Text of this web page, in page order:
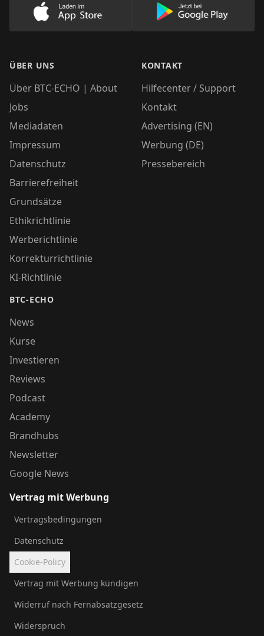
Lade unsere App im AppStore herunter
Lade unsere
ÜBER UNS
Über BTC-ECHO | About
Jobs
Mediadaten
Impressum
Datenschutz
Barrierefreiheit
Grundsätze
Ethikrichtlinie
Werberichtlinie
Korrekturrichtlinie
KI-Richtlinie
BTC-ECHO
News
Kurse
Investieren
Reviews
Podcast
Academy
Brandhubs
Newsletter
Google News
KONTAKT
Hilfecenter / Support
Kontakt
Advertising (EN)
Werbung (DE)
Pressebereich
Vertrag mit Werbung
Vertragsbedingungen
Datenschutz
Cookie-Policy
Vertrag mit Werbung kündigen
Widerruf nach Fernabsatzgesetz
Widerspruch